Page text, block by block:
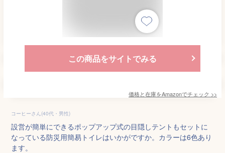
この商品をサイトでみる
価格と在庫をAmazonでチェック >>
コーヒーさん(40代・男性)
設営が簡単にできるポップアップ式の目隠しテントもセットに
なっている防災用簡易トイレはいかがですか。カラーは6色あり
ます。